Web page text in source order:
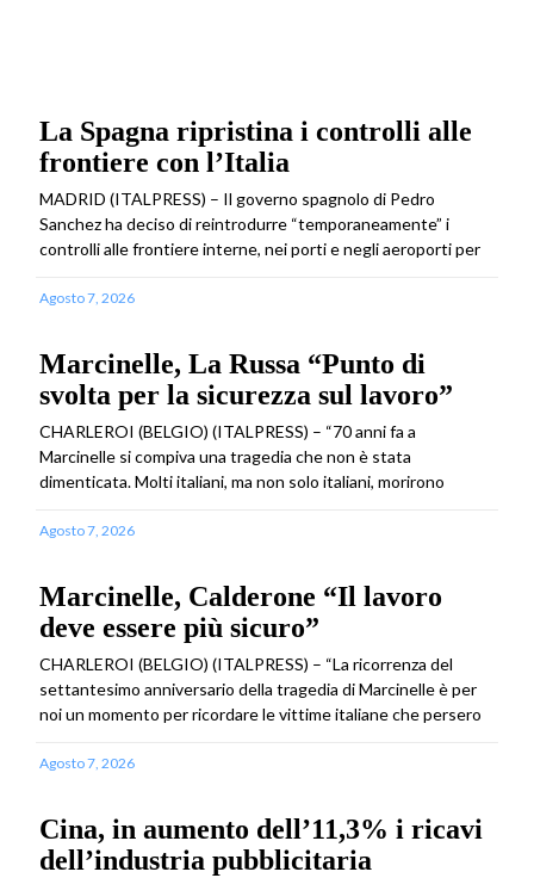
La Spagna ripristina i controlli alle
frontiere con l’Italia
MADRID (ITALPRESS) – Il governo spagnolo di Pedro
Sanchez ha deciso di reintrodurre “temporaneamente” i
controlli alle frontiere interne, nei porti e negli aeroporti per
Agosto 7, 2026
Marcinelle, La Russa “Punto di
svolta per la sicurezza sul lavoro”
CHARLEROI (BELGIO) (ITALPRESS) – “70 anni fa a
Marcinelle si compiva una tragedia che non è stata
dimenticata. Molti italiani, ma non solo italiani, morirono
Agosto 7, 2026
Marcinelle, Calderone “Il lavoro
deve essere più sicuro”
CHARLEROI (BELGIO) (ITALPRESS) – “La ricorrenza del
settantesimo anniversario della tragedia di Marcinelle è per
noi un momento per ricordare le vittime italiane che persero
Agosto 7, 2026
Cina, in aumento dell’11,3% i ricavi
dell’industria pubblicitaria